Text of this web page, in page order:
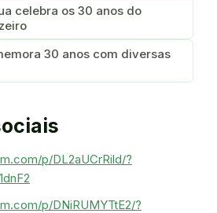
celebra os 30 anos do
30 anos com diversas
p/DL2aUCrRild/?
p/DNiRUMYTtE2/?